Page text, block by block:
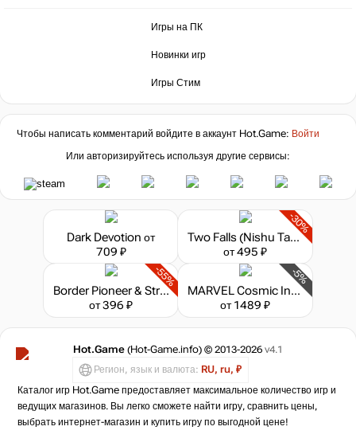
Игры на ПК
Новинки игр
Игры Стим
Чтобы написать комментарий войдите в аккаунт Hot.Game: Войти
Или авторизируйтесь используя другие сервисы:
Dark Devotion от
709 ₽
-30%
Two Falls (Nishu Takuatshina)
от 495 ₽
-55%
Border Pioneer & Stray Path Bundle
от 396 ₽
-5%
MARVEL Cosmic Invasion
от 1489 ₽
Hot.Game (Hot-Game.info) © 2013-2026 v4.1
Регион, язык и валюта: RU, ru, ₽
Каталог игр Hot.Game предоставляет максимальное количество игр и
ведущих магазинов. Вы легко сможете найти игру, сравнить цены,
выбрать интернет-магазин и купить игру по выгодной цене!